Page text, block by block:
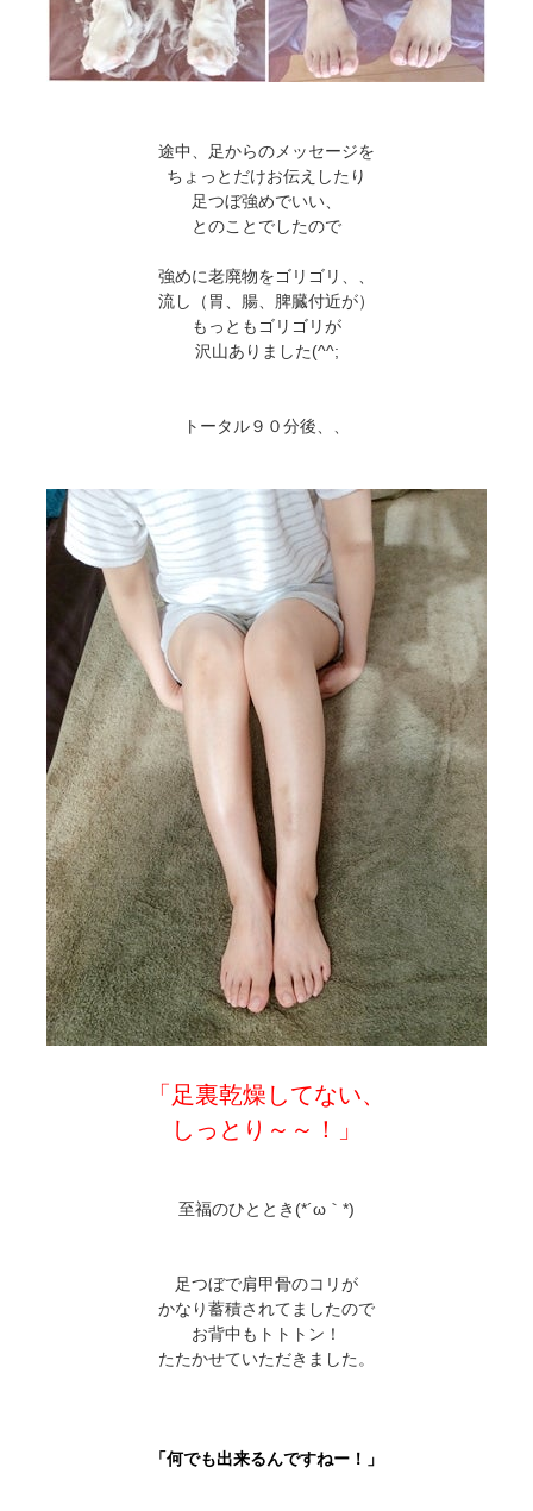
途中、足からのメッセージを
ちょっとだけお伝えしたり
足つぼ強めでいい、
とのことでしたので
強めに老廃物をゴリゴリ、、
流し（胃、腸、脾臓付近が）
もっともゴリゴリが
沢山ありました(^^;
トータル９０分後、、
「足裏乾燥してない、
しっとり～～！」
至福のひととき(*´ω｀*)
足つぼで肩甲骨のコリが
かなり蓄積されてましたので
お背中もトトトン！
たたかせていただきました。
「何でも出来るんですねー！」